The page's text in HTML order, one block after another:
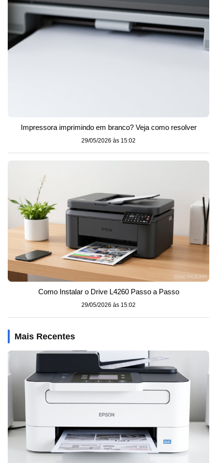
Impressora imprimindo em branco? Veja como resolver
29/05/2026 às 15:02
Como Instalar o Drive L4260 Passo a Passo
29/05/2026 às 15:02
Mais Recentes